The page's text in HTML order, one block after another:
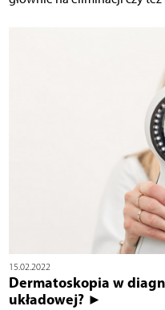
15.02.2022
Dermatoskopia w
układowej? ►